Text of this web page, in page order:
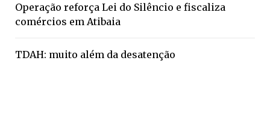
Operação reforça Lei do Silêncio e fiscaliza
comércios em Atibaia
TDAH: muito além da desatenção